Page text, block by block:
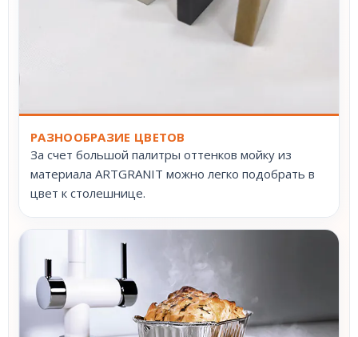
РАЗНООБРАЗИЕ ЦВЕТОВ
За счет большой палитры оттенков мойку из
материала ARTGRANIT можно легко подобрать в
цвет к столешнице.